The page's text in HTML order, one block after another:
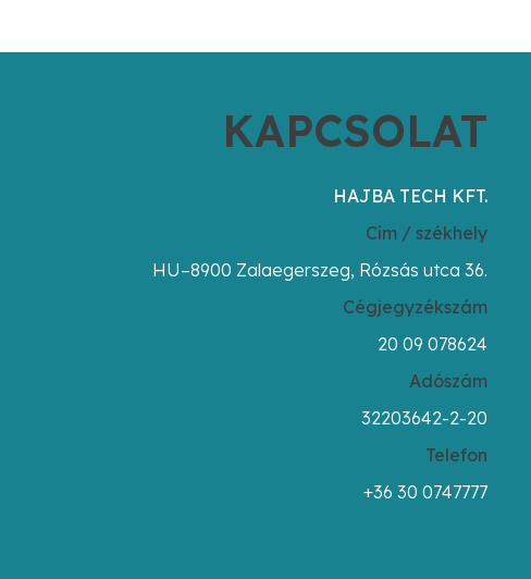
KAPCSOLAT
HAJBA TECH KFT.
Cím / székhely
HU–8900 Zalaegerszeg, Rózsás utca 36.
Cégjegyzékszám
20 09 078624
Adószám
32203642-2-20
Telefon
+36 30 0747777